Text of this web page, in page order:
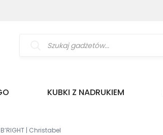
produktów
KUBKI Z NADRUKIEM
| Christabel